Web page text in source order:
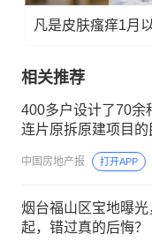
相关推荐
400多户设计了70余
连片原拆原建项目的
中国房地产报 打开APP
烟台福山区宝地曝
起，错过真的后悔？